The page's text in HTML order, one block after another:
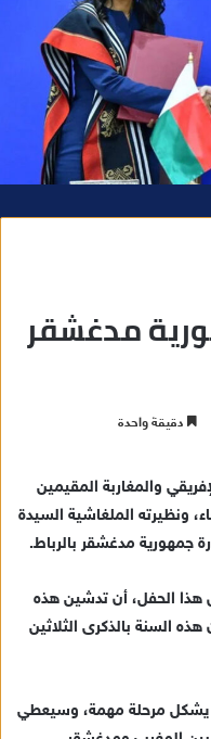
مدغشقر
دقيقة واحدة
والمغاربة المقيمين
ونظيرته الملغاشية السيدة
جمهورية مدغشقر بالرباط.
هذا الحفل، أن تدشين هذه
السنة بالذكرى الثلاثين
يشكل مرحلة مهمة، وسيعطي